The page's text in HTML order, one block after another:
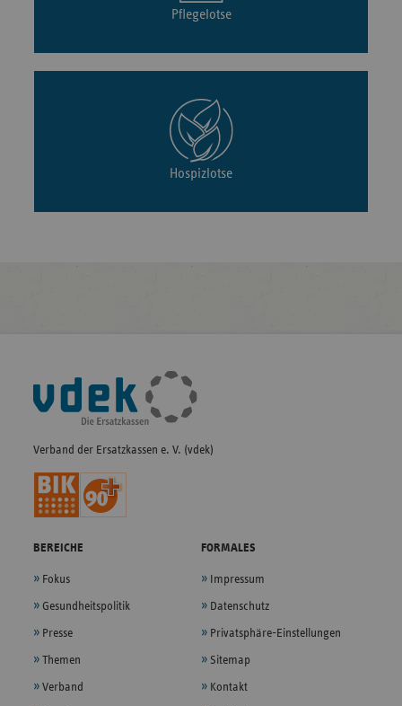
Pflegelotse
Hospizlotse
Fußleisten-
Navigation
Verband der Ersatzkassen e. V. (vdek)
BEREICHE
Fokus
Gesundheitspolitik
Presse
Themen
Verband
FORMALES
Impressum
Datenschutz
Privatsphäre-Einstellungen
Sitemap
Kontakt